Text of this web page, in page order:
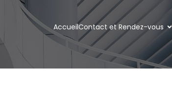
AccueilContact et Rendez-vous